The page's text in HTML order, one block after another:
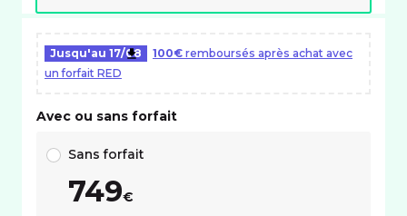
Jusqu'au 17/08 100€ remboursés après achat avec
un forfait RED
Avec ou sans forfait
Sans forfait
749€